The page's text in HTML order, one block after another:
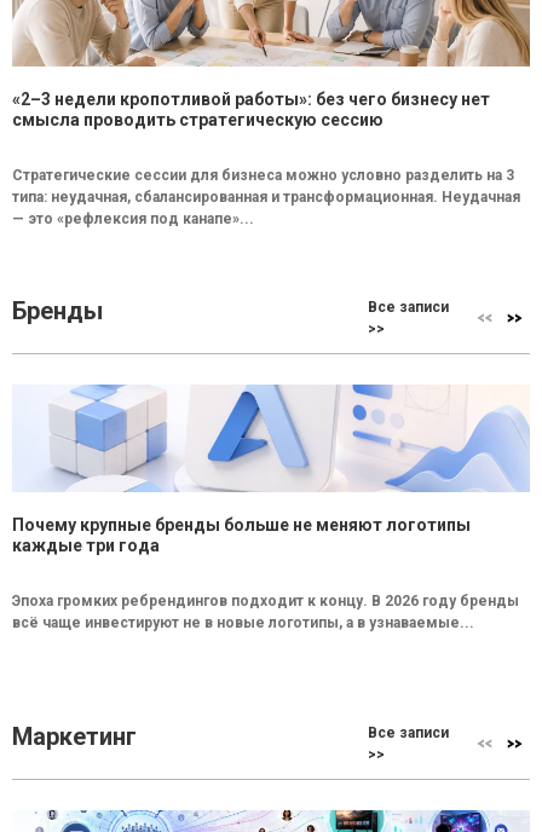
«2–3 недели кропотливой работы»: без чего бизнесу нет
смысла проводить стратегическую сессию
Стратегические сессии для бизнеса можно условно разделить на 3
типа: неудачная, сбалансированная и трансформационная. Неудачная
— это «рефлексия под канапе»...
Бренды
Все записи
>>
Почему крупные бренды больше не меняют логотипы
каждые три года
Эпоха громких ребрендингов подходит к концу. В 2026 году бренды
всё чаще инвестируют не в новые логотипы, а в узнаваемые...
Маркетинг
Все записи
>>